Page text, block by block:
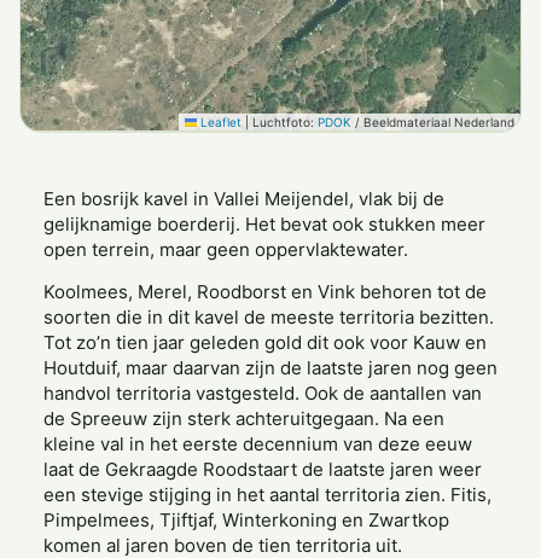
Leaflet Luchtfoto: PDOK / Beeldmateriaal Nederland
Een bosrijk kavel in Vallei Meijendel, vlak bij de
gelijknamige boerderij. Het bevat ook stukken meer
open terrein, maar geen oppervlaktewater.
Koolmees, Merel, Roodborst en Vink behoren tot de
soorten die in dit kavel de meeste territoria bezitten.
Tot zo’n tien jaar geleden gold dit ook voor Kauw en
Houtduif, maar daarvan zijn de laatste jaren nog geen
handvol territoria vastgesteld. Ook de aantallen van
de Spreeuw zijn sterk achteruitgegaan. Na een
kleine val in het eerste decennium van deze eeuw
laat de Gekraagde Roodstaart de laatste jaren weer
een stevige stijging in het aantal territoria zien. Fitis,
Pimpelmees, Tjiftjaf, Winterkoning en Zwartkop
komen al jaren boven de tien territoria uit.